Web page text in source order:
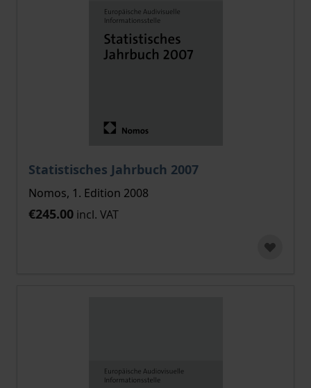
Statistisches Jahrbuch 2007
Nomos, 1. Edition 2008
€245.00 incl. VAT